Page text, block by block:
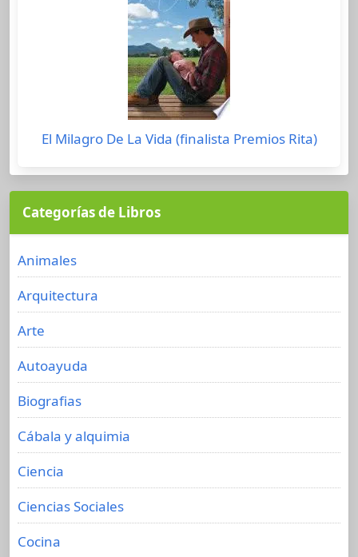
El Milagro De La Vida (finalista Premios Rita)
Categorías de Libros
Animales
Arquitectura
Arte
Autoayuda
Biografias
Cábala y alquimia
Ciencia
Ciencias Sociales
Cocina